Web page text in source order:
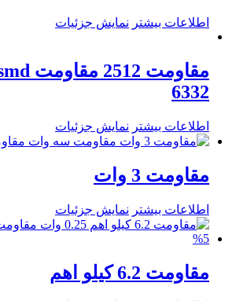
اطلاعات بیشتر نمایش جزئیات
6332
اطلاعات بیشتر نمایش جزئیات
مقاومت 3 وات
اطلاعات بیشتر نمایش جزئیات
مقاومت 6.2 کیلو اهم